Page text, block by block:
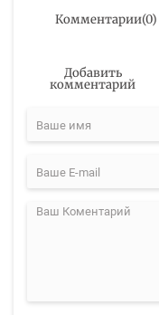
Комментарии(0)
Добавить
комментарий